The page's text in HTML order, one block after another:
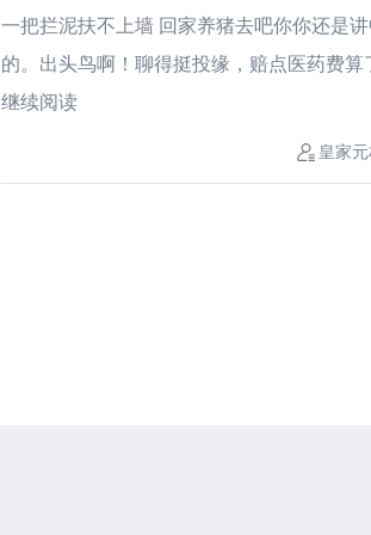
一把拦泥扶不上墙 回家养猪去吧你你还是
的。出头鸟啊！聊得挺投缘，赔点医药费
继续阅读
皇家